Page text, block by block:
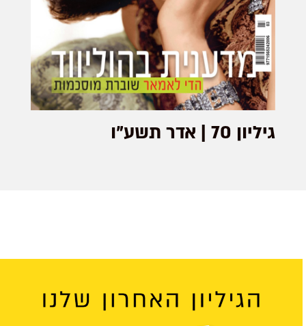
גיליון 70 | אדר תשע"ו